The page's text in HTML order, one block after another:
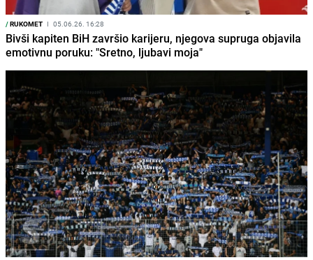
/RUKOMET I 05.06.26. 16:28
Bivši kapiten BiH završio karijeru, njegova supruga objavila
emotivnu poruku: "Sretno, ljubavi moja"